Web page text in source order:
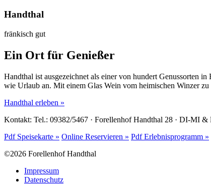
Handthal
fränkisch gut
Ein Ort für Genießer
Handthal ist ausgezeichnet als einer von hundert Genussorten
wie Urlaub an. Mit einem Glas Wein vom heimischen Winzer
Handthal erleben »
Kontakt: Tel.: 09382/5467 · Forellenhof Handthal 28 · DI-MI
Pdf Speisekarte » Online Reservieren » Pdf Erlebnisprogramm »
©2026 Forellenhof Handthal
Impressum
Datenschutz